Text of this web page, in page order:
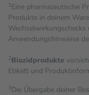
1Eine pharmazeutische
Produkte in deinem
Anwendungshinweise
2Biozidprodukte
Etikett und
3Die Übergabe deiner